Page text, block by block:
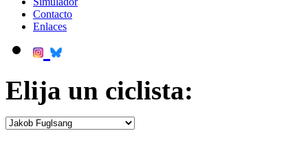
Contacto
Enlaces
Elija un ciclista: